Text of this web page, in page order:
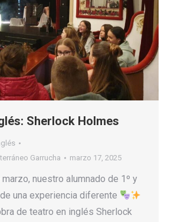
Sherlock Holmes
Garrucha marzo 17, 2025
nuestro alumnado de 1º y
una experiencia diferente
de teatro en inglés Sherlock